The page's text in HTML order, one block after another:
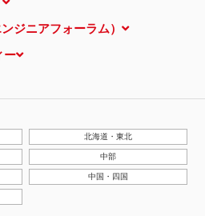
ジニアフォーラム）
ー
北海道・東北
中部
中国・四国